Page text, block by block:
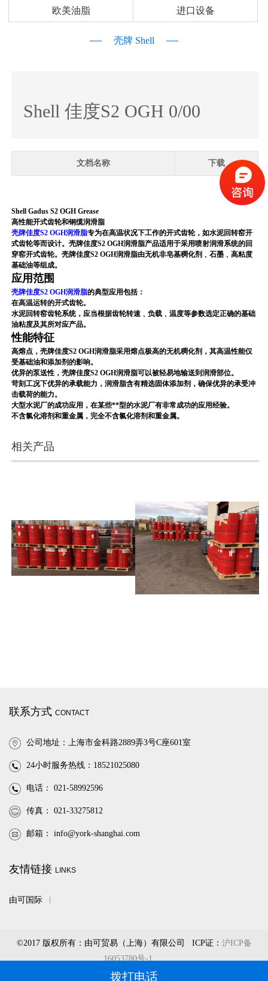
欧美油脂 进口设备
壳牌 Shell
Shell 佳度S2 OGH 0/00
文档名称 下载
Shell Gadus S2 OGH Grease
高性能开式齿轮和钢缆润滑脂
壳牌佳度S2 OGH润滑脂专为在高温状况下工作的开式齿轮，如水泥回转窑开
式齿轮等而设计。壳牌佳度S2 OGH润滑脂产品适用于采用喷射润滑系统的回
穿窑开式齿轮。壳牌佳度S2 OGH润滑脂由无机非皂基稠化剂﹑石墨﹑高粘度
基础油等组成。
应用范围
壳牌佳度S2 OGH润滑脂的典型应用包括：
在高温运转的开式齿轮。
水泥回转窑齿轮系统，应当根据齿轮转速﹑负载﹑温度等参数选定正确的基础
油粘度及其所对应产品。
性能特征
高熔点，壳牌佳度S2 OGH润滑脂采用熔点极高的无机稠化剂，其高温性能仅
受基础油和添加剂的影响。
优异的泵送性，壳牌佳度S2 OGH润滑脂可以被轻易地输送到润滑部位。
苛刻工况下优异的承载能力，润滑脂含有精选固体添加剂，确保优异的承受冲
击载荷的能力。
大型水泥厂的成功应用，在某些**型的水泥厂有非常成功的应用经验。
不含氯化溶剂和重金属，完全不含氯化溶剂和重金属。
相关产品
联系方式 CONTACT
公司地址：上海市金科路2889弄3号C座601室
24小时服务热线：18521025080
电话： 021-58992596
传真： 021-33275812
邮箱： info@york-shanghai.com
友情链接 LINKS
由可国际
©2017 版权所有：由可贸易（上海）有限公司 ICP证： 沪ICP备
16053780号-1
拨打电话